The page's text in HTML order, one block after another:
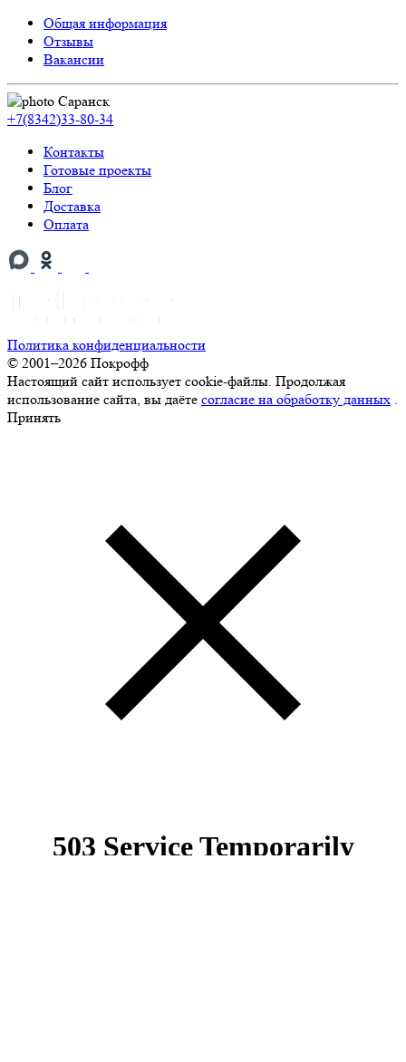
Общая информация
Отзывы
Вакансии
Саранск
+7(8342)33-80-34
Контакты
Готовые проекты
Блог
Доставка
Оплата
Политика конфиденциальности
© 2001–2026 Покрофф
Настоящий сайт использует cookie-файлы. Продолжая
использование сайта, вы даёте согласие на обработку данных .
Принять